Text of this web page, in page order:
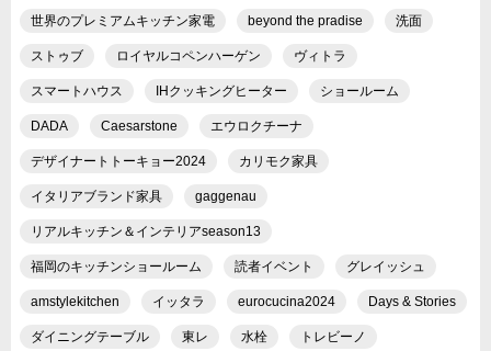
世界のプレミアムキッチン家電 beyond the pradise 洗面
ストゥブ ロイヤルコペンハーゲン ヴィトラ
スマートハウス IHクッキングヒーター ショールーム
DADA Caesarstone エウロクチーナ
デザイナートトーキョー2024 カリモク家具
イタリアブランド家具 gaggenau
リアルキッチン＆インテリアseason13
福岡のキッチンショールーム 読者イベント グレイッシュ
amstylekitchen イッタラ eurocucina2024 Days & Stories
ダイニングテーブル 東レ 水栓 トレビーノ